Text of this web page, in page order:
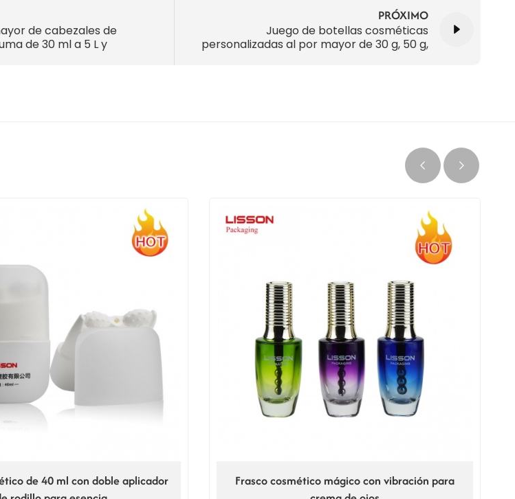
de cabezales de
de 30 ml a 5 L y
PRÓXIMO
Juego de botellas cosméticas
personalizadas al por mayor de 30 g, 50 g,
de 40 ml con doble aplicador
Frasco cosmético mágico con vibración para